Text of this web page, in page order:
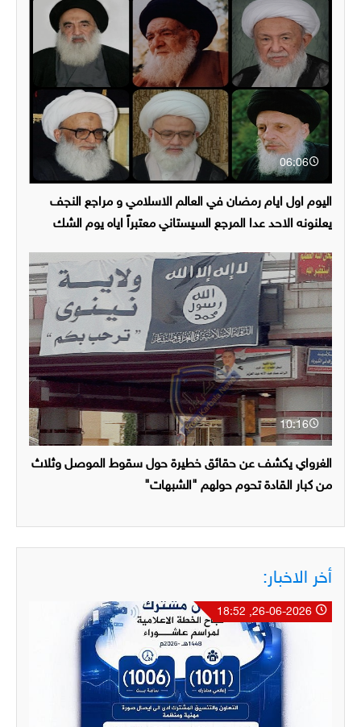
06:06
اليوم اول ايام رمضان في العالم الاسلامي و مراجع النجف
يعلنونه الاحد عدا المرجع السيستاني معتبراً اياه يوم الشك
10:16
الغرواي يكشف عن حقائق خطيرة حول سقوط الموصل وثلاث
من كبار القادة تحوم حولهم "الشبهات"
أخر الاخبار: